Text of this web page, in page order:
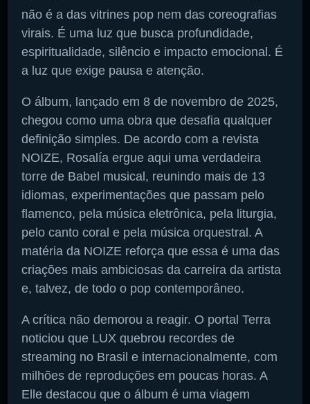
Pesquise aqui a sua rádio favorita:
Buscar rádio
não é a das vitrines pop nem das coreografias
virais. É uma luz que busca profundidade,
espiritualidade, silêncio e impacto emocional. É
a luz que exige pausa e atenção.
O álbum, lançado em 8 de novembro de 2025,
chegou como uma obra que desafia qualquer
definição simples. De acordo com a revista
NOIZE, Rosalía ergue aqui uma verdadeira
torre de Babel musical, reunindo mais de 13
idiomas, experimentações que passam pelo
flamenco, pela música eletrônica, pela liturgia,
pelo canto coral e pela música orquestral. A
matéria da NOIZE reforça que essa é uma das
criações mais ambiciosas da carreira da artista
e, talvez, de todo o pop contemporâneo.
A crítica não demorou a reagir. O portal Terra
noticiou que LUX quebrou recordes de
streaming no Brasil e internacionalmente, com
milhões de reproduções em poucas horas. A
Elle destacou que o álbum é uma viagem